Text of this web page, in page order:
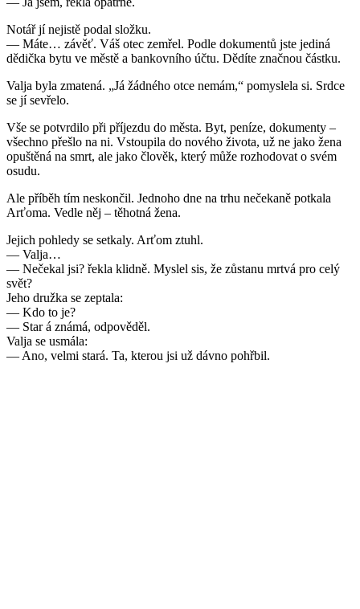
Notář jí nejistě podal složku.
— Máte… závěť. Váš otec zemřel. Podle dokumentů jste jediná
dědička bytu ve městě a bankovního účtu. Dědíte značnou částku.
Valja byla zmatená. „Já žádného otce nemám,“ pomyslela si. Srdce
se jí sevřelo.
Vše se potvrdilo při příjezdu do města. Byt, peníze, dokumenty –
všechno přešlo na ni. Vstoupila do nového života, už ne jako žena
opuštěná na smrt, ale jako člověk, který může rozhodovat o svém
osudu.
Ale příběh tím neskončil. Jednoho dne na trhu nečekaně potkala
Arťoma. Vedle něj – těhotná žena.
Jejich pohledy se setkaly. Arťom ztuhl.
— Valja…
— Nečekal jsi? řekla klidně. Myslel sis, že zůstanu mrtvá pro celý
svět?
Jeho družka se zeptala:
— Kdo to je?
— Star á známá, odpověděl.
Valja se usmála:
— Ano, velmi stará. Ta, kterou jsi už dávno pohřbil.